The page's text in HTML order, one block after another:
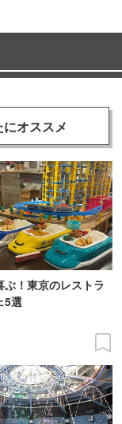
にオススメ
ぶ！東京のレストラ
5選